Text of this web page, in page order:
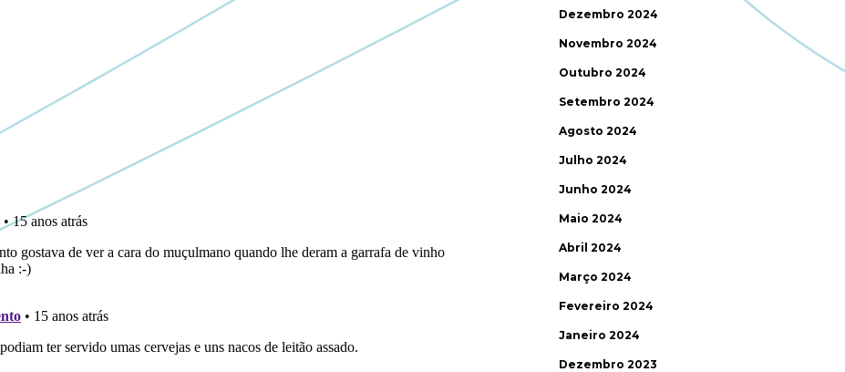
Dezembro 2024
Novembro 2024
Outubro 2024
Setembro 2024
Agosto 2024
Julho 2024
Junho 2024
Maio 2024
Abril 2024
Março 2024
Fevereiro 2024
Janeiro 2024
Dezembro 2023